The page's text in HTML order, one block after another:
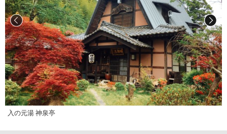
入の元湯 神泉亭